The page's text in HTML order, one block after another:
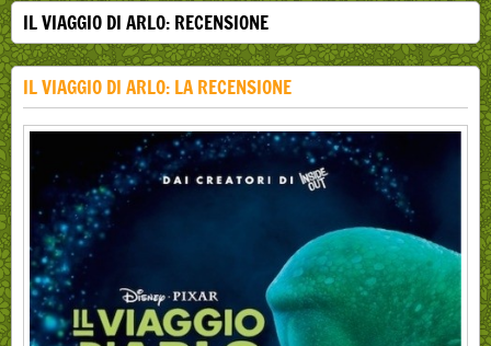
IL VIAGGIO DI ARLO: RECENSIONE
IL VIAGGIO DI ARLO: LA RECENSIONE